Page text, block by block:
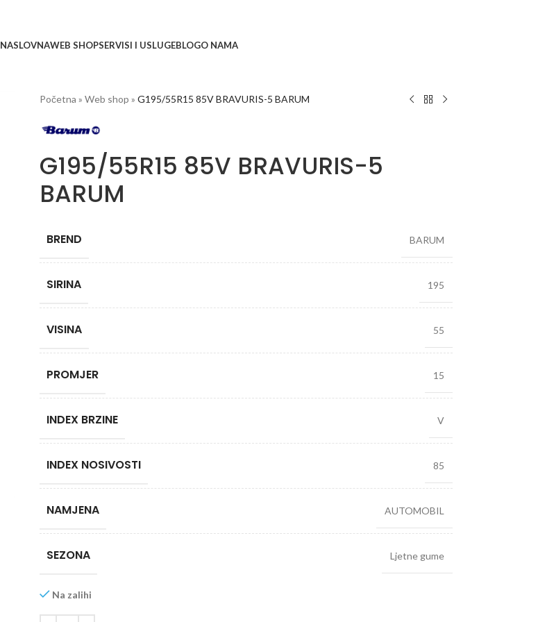
NASLOVNAWEB SHOPSERVISI I USLUGEBLOGO NAMA
Početna » Web shop » G195/55R15 85V BRAVURIS-5 BARUM
G195/55R15 85V BRAVURIS-5
BARUM
BREND BARUM
SIRINA 195
VISINA 55
PROMJER 15
INDEX BRZINE V
INDEX NOSIVOSTI 85
NAMJENA AUTOMOBIL
SEZONA Ljetne gume
Na zalihi